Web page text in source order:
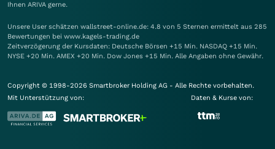
Ihnen ARIVA gerne.
Unsere User schätzen wallstreet-online.de: 4.8 von 5 Sternen ermittelt aus 285
Bewertungen bei www.kagels-trading.de
Zeitverzögerung der Kursdaten: Deutsche Börsen +15 Min. NASDAQ +15 Min.
NYSE +20 Min. AMEX +20 Min. Dow Jones +15 Min. Alle Angaben ohne Gewähr.
Copyright © 1998-2026 Smartbroker Holding AG - Alle Rechte vorbehalten.
Mit Unterstützung von:
Daten & Kurse von: